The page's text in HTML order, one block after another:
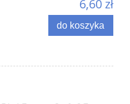
6,60 zł
do koszyka